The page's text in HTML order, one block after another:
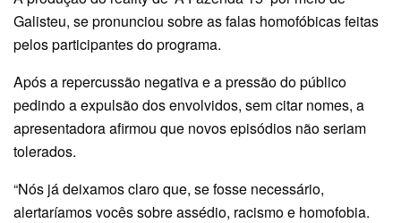
Galisteu, se pronunciou sobre as falas homofóbicas feitas
pelos participantes do programa.
Após a repercussão negativa e a pressão do público
pedindo a expulsão dos envolvidos, sem citar nomes, a
apresentadora afirmou que novos episódios não seriam
tolerados.
“Nós já deixamos claro que, se fosse necessário,
alertaríamos vocês sobre assédio, racismo e homofobia.